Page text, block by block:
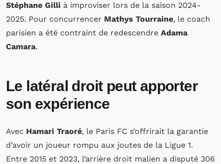
Stéphane Gilli à improviser lors de la saison 2024-
2025. Pour concurrencer Mathys Tourraine, le coach
parisien a été contraint de redescendre Adama
Camara.
Le latéral droit peut apporter
son expérience
Avec Hamari Traoré, le Paris FC s’offrirait la garantie
d’avoir un joueur rompu aux joutes de la Ligue 1.
Entre 2015 et 2023, l’arrière droit malien a disputé 306